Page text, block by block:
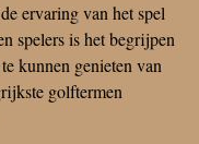
ervaring van het spel
spelers is het begrijpen
kunnen genieten van
golftermen